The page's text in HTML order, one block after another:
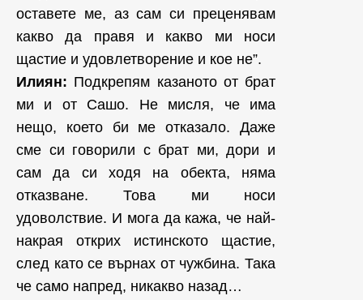
оставете ме, аз сам си преценявам
какво да правя и какво ми носи
щастие и удовлетворение и кое не”.
Илиян: Подкрепям казаното от брат
ми и от Сашо. Не мисля, че има
нещо, което би ме отказало. Даже
сме си говорили с брат ми, дори и
сам да си ходя на обекта, няма
отказване. Това ми носи
удоволствие. И мога да кажа, че най-
накрая открих истинското щастие,
след като се върнах от чужбина. Така
че само напред, никакво назад…